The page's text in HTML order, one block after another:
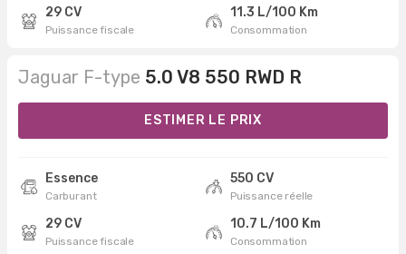
29 CV
Puissance fiscale
11.3 L/100 Km
Consommation
Jaguar F-type 5.0 V8 550 RWD R
ESTIMER LE PRIX
Essence
Carburant
550 CV
Puissance réelle
29 CV
Puissance fiscale
10.7 L/100 Km
Consommation